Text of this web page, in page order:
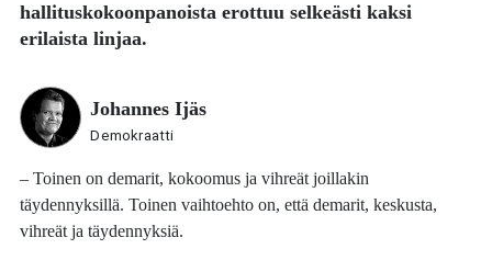
hallituskokoonpanoista erottuu selkeästi kaksi
erilaista linjaa.
Johannes Ijäs
Demokraatti
– Toinen on demarit, kokoomus ja vihreät joillakin
täydennyksillä. Toinen vaihtoehto on, että demarit, keskusta,
vihreät ja täydennyksiä.